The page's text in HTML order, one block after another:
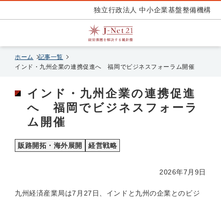
独立行政法人 中小企業基盤整備機構
ホーム
記事一覧
インド・九州企業の連携促進へ 福岡でビジネスフォーラム開催
インド・九州企業の連携促進
へ 福岡でビジネスフォーラ
ム開催
販路開拓・海外展開 経営戦略
2026年7月9日
九州経済産業局は7月27日、インドと九州の企業とのビジ